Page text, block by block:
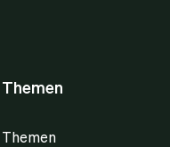
Themen
Themen